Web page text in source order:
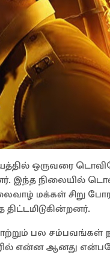
ஒருவரை
இந்த நிலையில்
மக்கள் சிறு
பல சம்பவங்கள்
என்ன ஆனது